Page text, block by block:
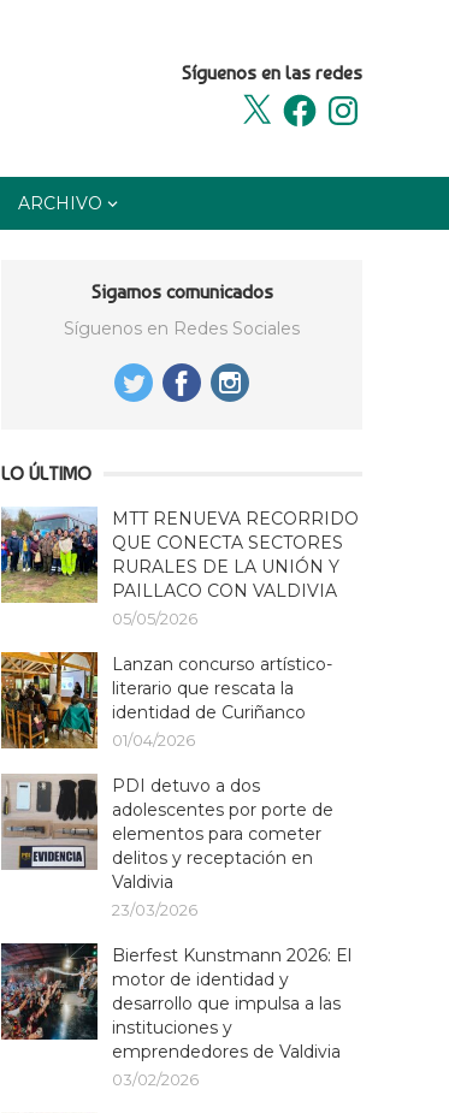
Síguenos en las redes
X
FacebookInstagram
ARCHIVO
Sigamos comunicados
Síguenos en Redes Sociales
LO ÚLTIMO
MTT RENUEVA RECORRIDO
QUE CONECTA SECTORES
RURALES DE LA UNIÓN Y
PAILLACO CON VALDIVIA
05/05/2026
Lanzan concurso artístico-
literario que rescata la
identidad de Curiñanco
01/04/2026
PDI detuvo a dos
adolescentes por porte de
elementos para cometer
delitos y receptación en
Valdivia
23/03/2026
Bierfest Kunstmann 2026: El
motor de identidad y
desarrollo que impulsa a las
instituciones y
emprendedores de Valdivia
03/02/2026